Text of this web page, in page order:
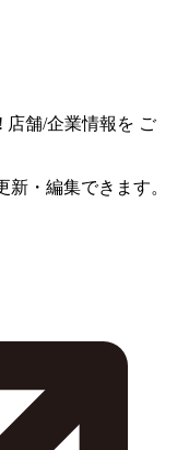
店舗/企業情報を ご
・編集できます。